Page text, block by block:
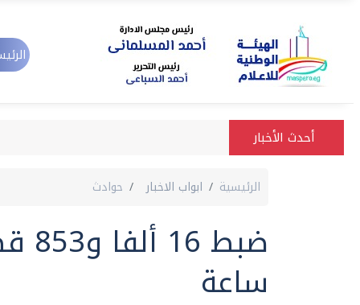
أحدث الأخبار
الرئيسية ابواب الاخبار حوادث
ساعة